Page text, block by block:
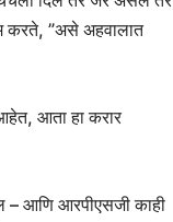
करते, ”असे अहवालात
आता हा करार
– आणि आरपीएसजी काही